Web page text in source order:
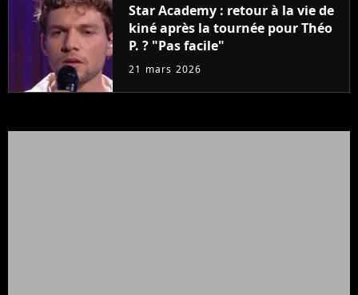
Star Academy : retour à la vie de
kiné après la tournée pour Théo
P. ? "Pas facile"
21 mars 2026